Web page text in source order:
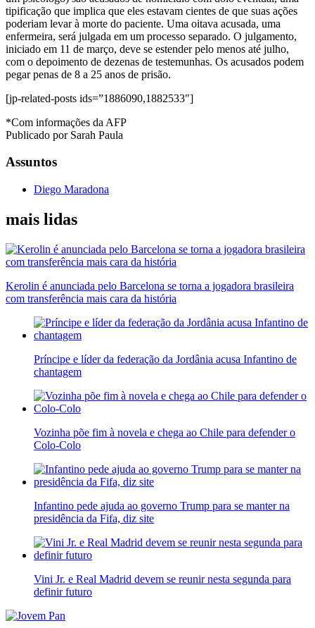
tipificação que implica que eles estavam cientes de que suas ações
poderiam levar à morte do paciente. Uma oitava acusada, uma
enfermeira, será julgada em um processo separado. O julgamento,
iniciado em 11 de março, deve se estender pelo menos até julho,
com o depoimento de dezenas de testemunhas. Os acusados podem
pegar penas de 8 a 25 anos de prisão.
[jp-related-posts ids=”1886090,1882533″]
*Com informações da AFP
Publicado por Sarah Paula
Assuntos
Diego Maradona
mais lidas
Kerolin é anunciada pelo Barcelona se torna a jogadora brasileira
com transferência mais cara da história
Príncipe e líder da federação da Jordânia acusa Infantino de
chantagem
Vozinha põe fim à novela e chega ao Chile para defender o
Colo-Colo
Infantino pede ajuda ao governo Trump para se manter na
presidência da Fifa, diz site
Vini Jr. e Real Madrid devem se reunir nesta segunda para
definir futuro